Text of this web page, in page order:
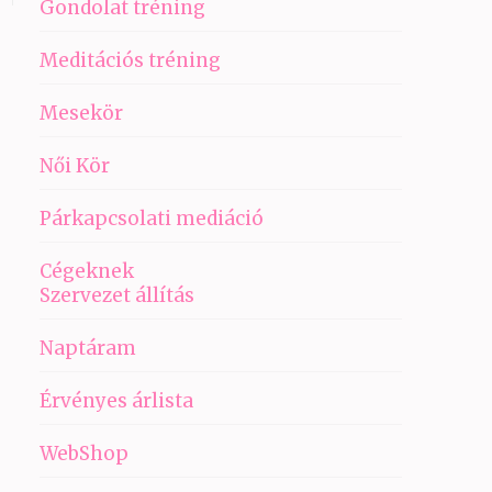
Gondolat tréning
Meditációs tréning
Mesekör
Női Kör
Párkapcsolati mediáció
Cégeknek
Szervezet állítás
Naptáram
Érvényes árlista
WebShop